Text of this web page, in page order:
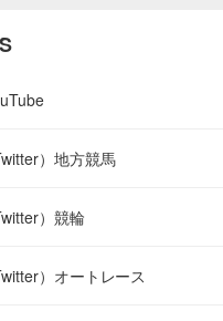
）地方競馬
）競輪
）オートレース